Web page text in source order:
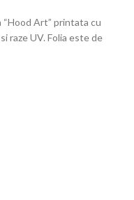
Art” printata cu
raze UV. Folia este de